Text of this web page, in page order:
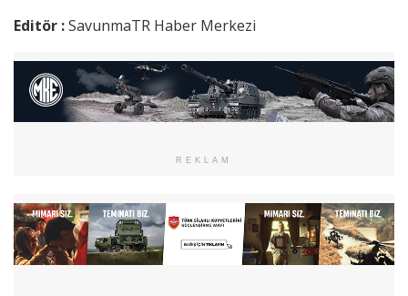
Editör :SavunmaTR Haber Merkezi
REKLAM